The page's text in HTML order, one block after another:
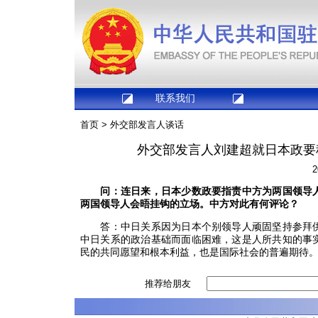
联系我们
首页 > 外交部发言人谈话
外交部发言人刘建超就日本政
问：连日来，日本少数政要指责中方为两国领
两国领导人会晤挂钩的立场。中方对此有何评论？
答：中日关系因为日本个别领导人顽固坚持参拜
中日关系的政治基础而面临困难，这是人所共知的
民的共同愿望和根本利益，也是国际社会的普遍期待。
推荐给朋友